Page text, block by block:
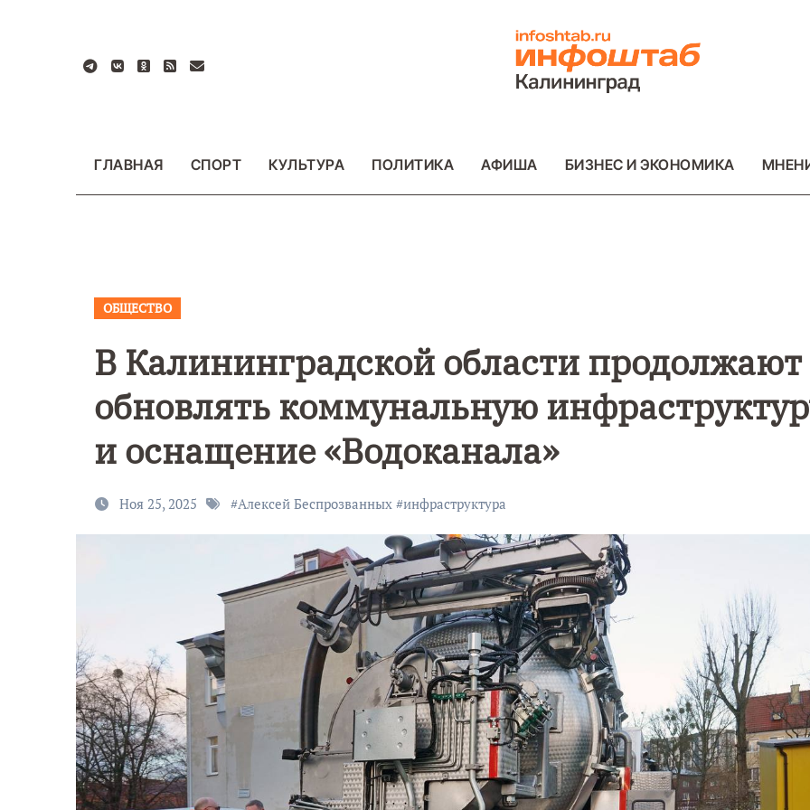
содержанию
ГЛАВНАЯ СПОРТ КУЛЬТУРА ПОЛИТИКА АФИША БИЗНЕС И ЭКОНОМИКА
ОБЩЕСТВО
В Калининградской области продолжают
обновлять коммунальную
и оснащение «Водоканала»
Ноя 25, 2025 #Алексей Беспрозванных #инфраструктура
ВАЖНОЕ
ОБЩЕСТВО
9 Мая — День
Победы!
Уникальное
северное
сияние
запечатлели
над Балтикой
Фотокадры,
как
Калининград
завалило
после
снежного
ж как в
е
ТЦ из-за